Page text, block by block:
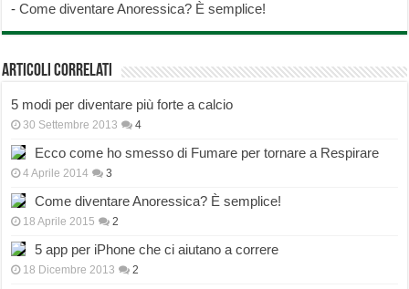
-Come diventare Anoressica? È semplice!
Articoli correlati
5 modi per diventare più forte a calcio
30 Settembre 2013 4
Ecco come ho smesso di Fumare per tornare a Respirare
4 Aprile 2014 3
Come diventare Anoressica? È semplice!
18 Aprile 2015 2
5 app per iPhone che ci aiutano a correre
18 Dicembre 2013 2